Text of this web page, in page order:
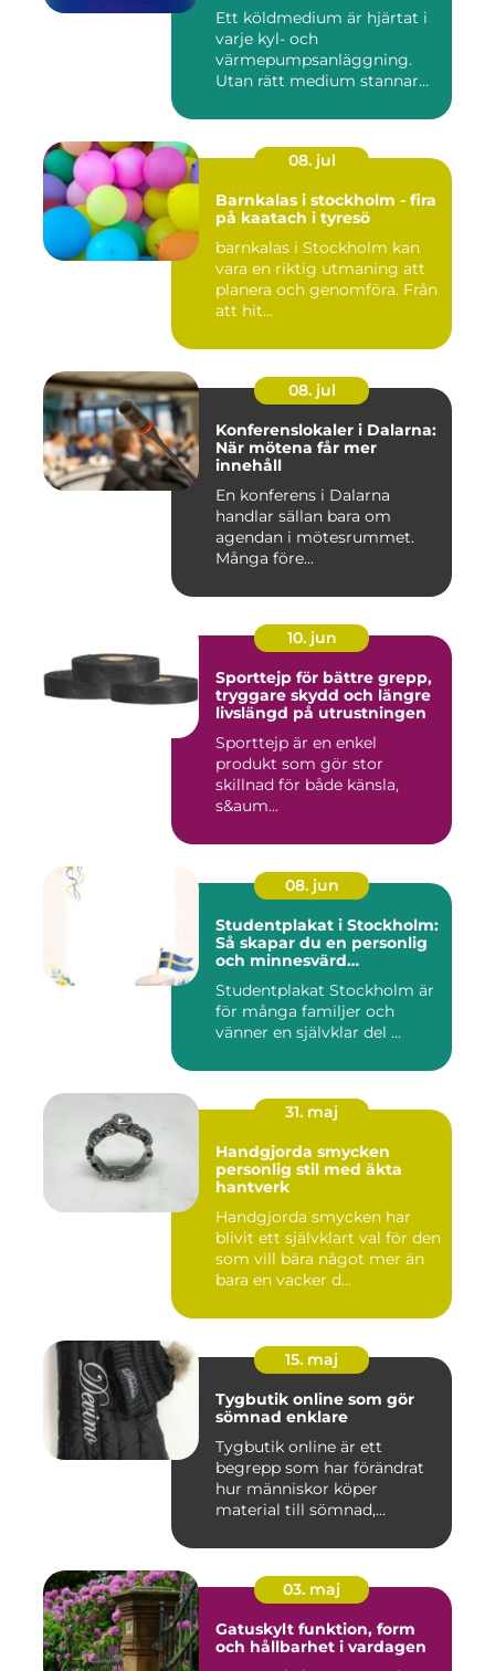
Ett köldmedium är hjärtat i
varje kyl- och
värmepumpsanläggning.
Utan rätt medium stannar
08. jul
Barnkalas i stockholm - fira
på kaatach i tyresö
barnkalas i Stockholm kan
vara en riktig utmaning att
planera och genomföra. Från
att hit...
08. jul
Konferenslokaler i Dalarna:
När mötena får mer
innehåll
En konferens i Dalarna
handlar sällan bara om
agendan i mötesrummet.
Många före...
10. jun
Sporttejp för bättre grepp,
tryggare skydd och längre
livslängd på utrustningen
Sporttejp är en enkel
produkt som gör stor
skillnad för både känsla,
s&aum...
08. jun
Studentplakat i Stockholm:
Så skapar du en personlig
och minnesvärd
Studentplakat Stockholm är
för många familjer och
vänner en självklar del ...
31. maj
Handgjorda smycken
personlig stil med äkta
hantverk
Handgjorda smycken har
blivit ett självklart val för den
som vill bära något mer än
bara en vacker d...
15. maj
Tygbutik online som gör
sömnad enklare
Tygbutik online är ett
begrepp som har förändrat
hur människor köper
material till sömnad,
03. maj
Gatuskylt funktion, form
och hållbarhet i vardagen